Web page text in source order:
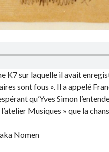
K7 sur laquelle il avait
sont fous ». Il a appelé
qu’Yves Simon
Musiques » que la
Nomen